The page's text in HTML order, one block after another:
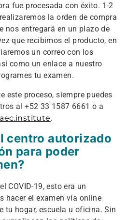
fue procesada con éxito. 1-2
la orden de compra
nos entregará en un plazo de
que recibimos el producto, en
un correo con los
como un enlace a nuestro
tu examen.
este proceso, siempre puedes
al +52 33 1587 6661 o a
.
centro autorizado
para poder
COVID-19, esto era un
hacer el examen vía online
tu hogar, escuela u oficina. Sin